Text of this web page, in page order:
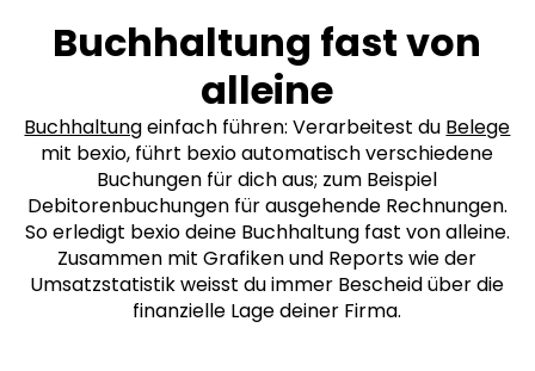
Buchhaltung fast von
alleine
Buchhaltungeinfach führen: Verarbeitest du Belege
mit bexio, führt bexio automatisch verschiedene
Buchungen für dich aus; zum Beispiel
Debitorenbuchungen für ausgehende Rechnungen.
So erledigt bexio deine Buchhaltung fast von alleine.
Zusammen mit Grafiken und Reports wie der
Umsatzstatistik weisst du immer Bescheid über die
finanzielle Lage deiner Firma.